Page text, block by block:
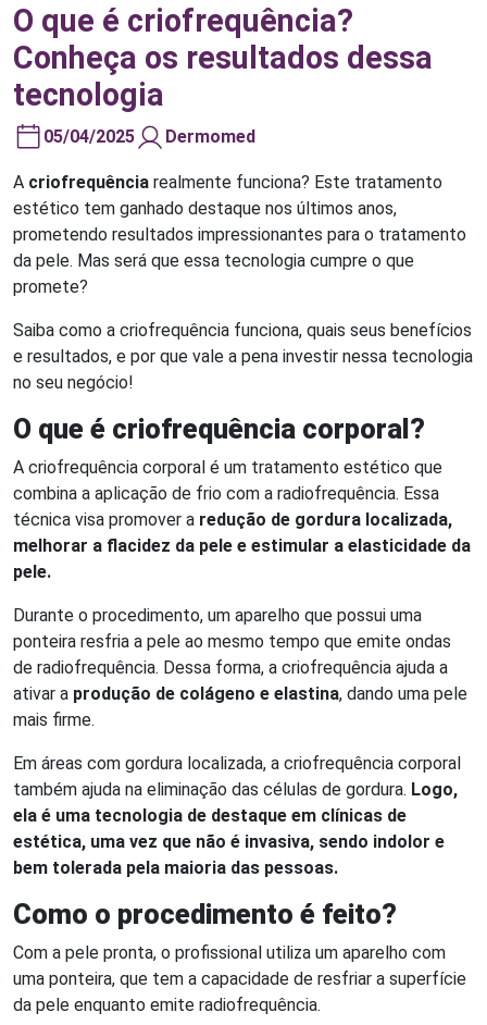
O que é criofrequência?
Conheça os resultados dessa
tecnologia
05/04/2025 Dermomed
A criofrequência realmente funciona? Este tratamento
estético tem ganhado destaque nos últimos anos,
prometendo resultados impressionantes para o tratamento
da pele. Mas será que essa tecnologia cumpre o que
promete?
Saiba como a criofrequência funciona, quais seus benefícios
e resultados, e por que vale a pena investir nessa tecnologia
no seu negócio!
O que é criofrequência corporal?
A criofrequência corporal é um tratamento estético que
combina a aplicação de frio com a radiofrequência. Essa
técnica visa promover a redução de gordura localizada,
melhorar a flacidez da pele e estimular a elasticidade da
pele.
Durante o procedimento, um aparelho que possui uma
ponteira resfria a pele ao mesmo tempo que emite ondas
de radiofrequência. Dessa forma, a criofrequência ajuda a
ativar a produção de colágeno e elastina, dando uma pele
mais firme.
Em áreas com gordura localizada, a criofrequência corporal
também ajuda na eliminação das células de gordura. Logo,
ela é uma tecnologia de destaque em clínicas de
estética, uma vez que não é invasiva, sendo indolor e
bem tolerada pela maioria das pessoas.
Como o procedimento é feito?
Com a pele pronta, o profissional utiliza um aparelho com
uma ponteira, que tem a capacidade de resfriar a superfície
da pele enquanto emite radiofrequência.